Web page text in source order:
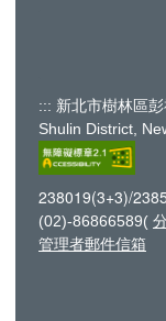
::: 新北市樹林區
Shulin
238019(3+3)/
(02)-86866589(
管理者郵件信箱